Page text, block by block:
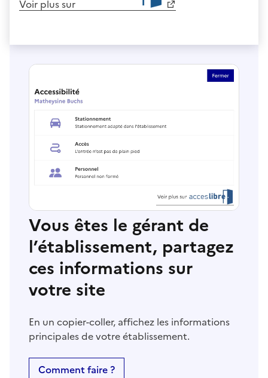
Voir plus sur
Vous êtes le gérant de
l’établissement, partagez
ces informations sur
votre site
En un copier-coller, affichez les informations
principales de votre établissement.
Comment faire ?